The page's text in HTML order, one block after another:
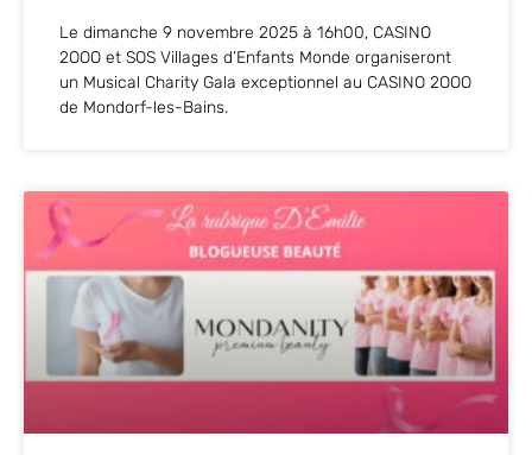
Le dimanche 9 novembre 2025 à 16h00, CASINO
2OOO et SOS Villages d’Enfants Monde organiseront
un Musical Charity Gala exceptionnel au CASINO 2OOO
de Mondorf-les-Bains.